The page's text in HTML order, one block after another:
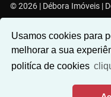
Usamos cookies para
melhorar a sua
politíca de cookies
© 2026 | Débora Imóveis |
Rua Nestor Victor, 590,